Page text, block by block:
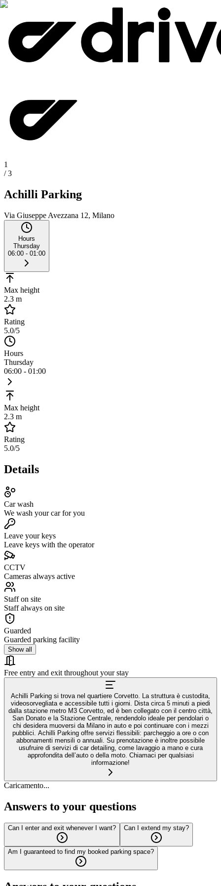
1
/3
Achilli Parking
Via Giuseppe Avezzana 12, Milano
Hours
Thursday
06:00 - 01:00
Max height
2.3 m
Rating
5.0/5
Hours
Thursday
06:00 - 01:00
Max height
2.3 m
Rating
5.0/5
Details
Car wash
We wash your car for you
Leave your keys
Leave keys with the operator
CCTV
Cameras always active
Staff on site
Staff always on site
Guarded
Guarded parking facility
Show all
Free entry and exit throughout your stay
Achilli Parking si trova nel quartiere Corvetto. La struttura è custodita,
videosorvegliata e accessibile tutti i giorni. Dista circa 5 minuti a piedi
dalla stazione metro M3 Corvetto, ed è ben collegato con il centro città,
San Donato e la Stazione Centrale, rendendolo ideale per pendolari o
chi desidera muoversi da Milano in auto e poi continuare con i mezzi
pubblici. Achilli Parking offre servizi flessibili: parcheggio a ore o con
abbonamenti mensili o annuali. Su prenotazione è inoltre possibile
usufruire di servizi di car detailing, come lavaggio a mano e cura
approfondita dell’auto o della moto. Chiamaci per qualsiasi
informazione!
Caricamento...
Answers to your questions
Can I enter and exit whenever I want? Can I extend my stay?
Am I guaranteed to find my booked parking space?